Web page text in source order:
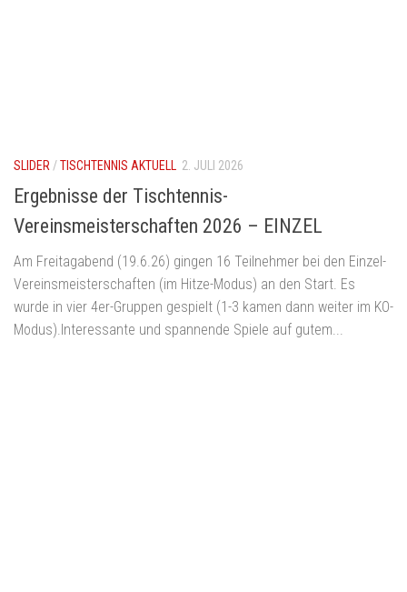
SLIDER/TISCHTENNIS AKTUELL 2. JULI 2026
Ergebnisse der Tischtennis-
Vereinsmeisterschaften 2026 – EINZEL
Am Freitagabend (19.6.26) gingen 16 Teilnehmer bei den Einzel-
Vereinsmeisterschaften (im Hitze-Modus) an den Start. Es
wurde in vier 4er-Gruppen gespielt (1-3 kamen dann weiter im KO-
Modus).Interessante und spannende Spiele auf gutem...